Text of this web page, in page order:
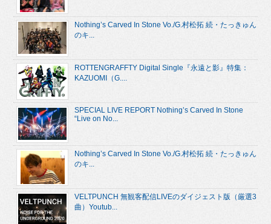
Nothing’s Carved In Stone Vo./G.村松拓 続・たっきゅん
のキ...
ROTTENGRAFFTY Digital Single『永遠と影』特集：
KAZUOMI（G....
SPECIAL LIVE REPORT Nothing’s Carved In Stone
“Live on No...
Nothing’s Carved In Stone Vo./G.村松拓 続・たっきゅん
のキ...
VELTPUNCH 無観客配信LIVEのダイジェスト版（厳選3
曲）Youtub...